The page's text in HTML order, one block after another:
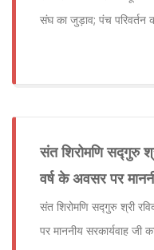
संघ का जुड़ाव; पंच परिवर्तन
संत शिरोमणि सद्गुरु
वर्ष के अवसर पर
संत शिरोमणि सद्गुरु श्री
पर माननीय सरकार्यवाह जी